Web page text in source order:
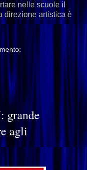
nelle scuole il
direzione artistica è
grande
agli